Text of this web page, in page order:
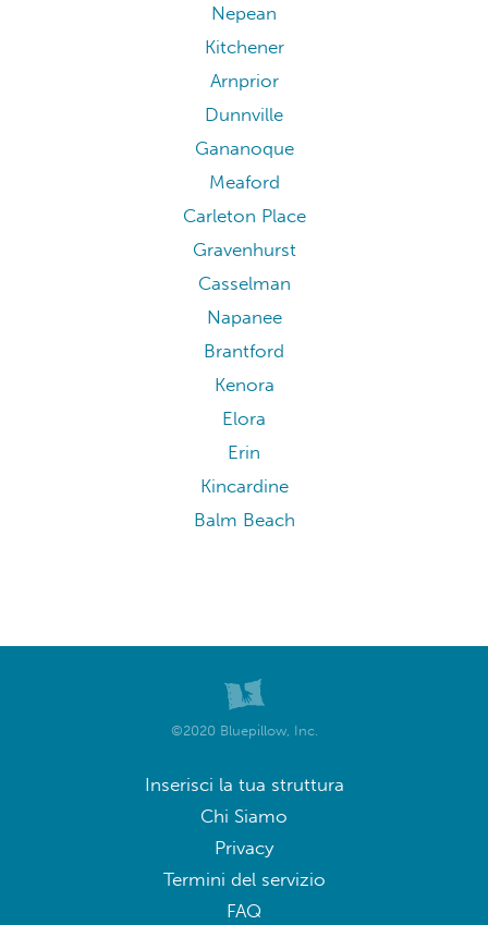
Nepean
Kitchener
Arnprior
Dunnville
Gananoque
Meaford
Carleton Place
Gravenhurst
Casselman
Napanee
Brantford
Kenora
Elora
Erin
Kincardine
Balm Beach
©2020 Bluepillow, Inc.
Inserisci la tua struttura
Chi Siamo
Privacy
Termini del servizio
FAQ